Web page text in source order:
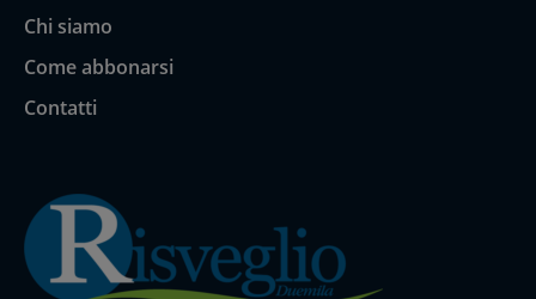
Chi siamo
Come abbonarsi
Contatti